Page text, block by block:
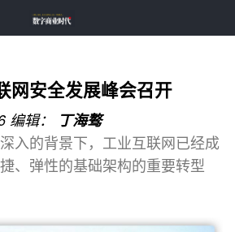
网安全发展峰会召开
编辑：
丁海骜
入的背景下，工业互联网已经成
、弹性的基础架构的重要转型